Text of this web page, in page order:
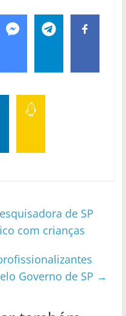
de SP
com crianças
Governo de SP →